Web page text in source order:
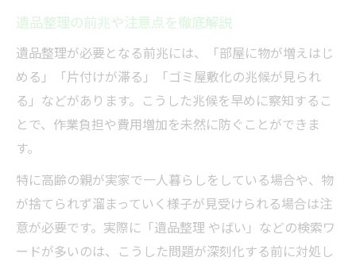
遺品整理の前兆や注意点を徹底解説
遺品整理が必要となる前兆には、「部屋に物が増えはじ
める」「片付けが滞る」「ゴミ屋敷化の兆候が見られ
る」などがあります。こうした兆候を早めに察知するこ
とで、作業負担や費用増加を未然に防ぐことができま
す。
特に高齢の親が実家で一人暮らしをしている場合や、物
が捨てられず溜まっていく様子が見受けられる場合は注
意が必要です。実際に「遺品整理 やばい」などの検索ワ
ードが多いのは、こうした問題が深刻化する前に対処し